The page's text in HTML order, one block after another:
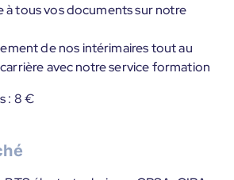
à tous vos documents sur notre
de nos intérimaires tout au
avec notre service formation
: 8 €